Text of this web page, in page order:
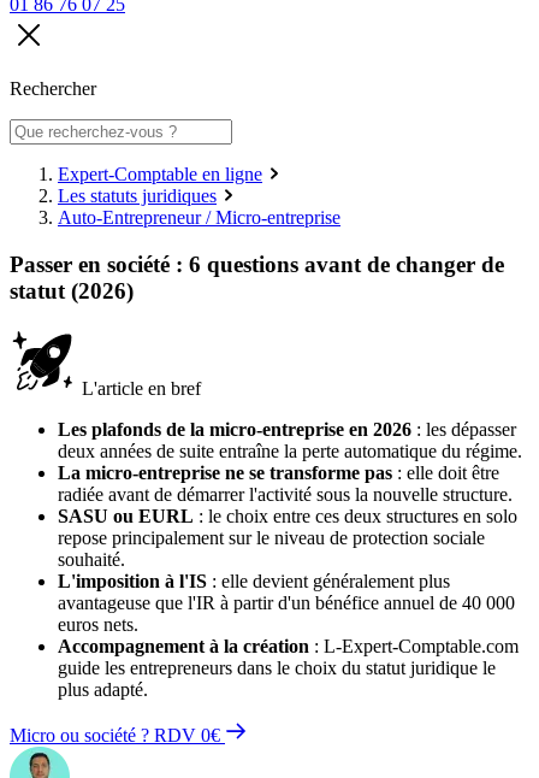
01 86 76 07 25
Rechercher
Expert-Comptable en ligne
Les statuts juridiques
Auto-Entrepreneur / Micro-entreprise
Passer en société : 6 questions avant de changer de
statut (2026)
L'article en bref
Les plafonds de la micro-entreprise en 2026 : les dépasser
deux années de suite entraîne la perte automatique du régime.
La micro-entreprise ne se transforme pas : elle doit être
radiée avant de démarrer l'activité sous la nouvelle structure.
SASU ou EURL : le choix entre ces deux structures en solo
repose principalement sur le niveau de protection sociale
souhaité.
L'imposition à l'IS : elle devient généralement plus
avantageuse que l'IR à partir d'un bénéfice annuel de 40 000
euros nets.
Accompagnement à la création : L-Expert-Comptable.com
guide les entrepreneurs dans le choix du statut juridique le
plus adapté.
Micro ou société ? RDV 0€